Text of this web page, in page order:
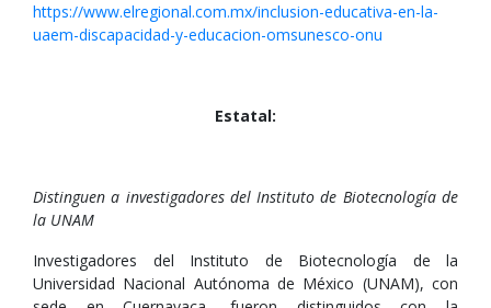
https://www.elregional.com.mx/inclusion-educativa-en-la-
uaem-discapacidad-y-educacion-omsunesco-onu
Estatal:
Distinguen a investigadores del Instituto de Biotecnología de
la UNAM
Investigadores del Instituto de Biotecnología de la
Universidad Nacional Autónoma de México (UNAM), con